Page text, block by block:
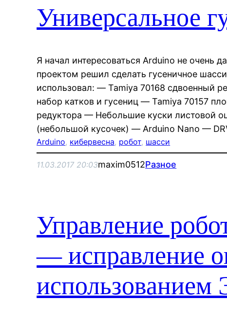
Универсальное
Я начал интересоваться Arduino не очень
проектом решил сделать гусеничное
использовал: — Tamiya 70168 сдвоенный
набор катков и гусениц — Tamiya 70157
редуктора — Небольшие куски листовой
(небольшой кусочек) — Arduino Nano —
Arduino, кибервесна, робот, шасси
11.03.2017 20:03maxim0512Разное
Управление
— исправление
использованием